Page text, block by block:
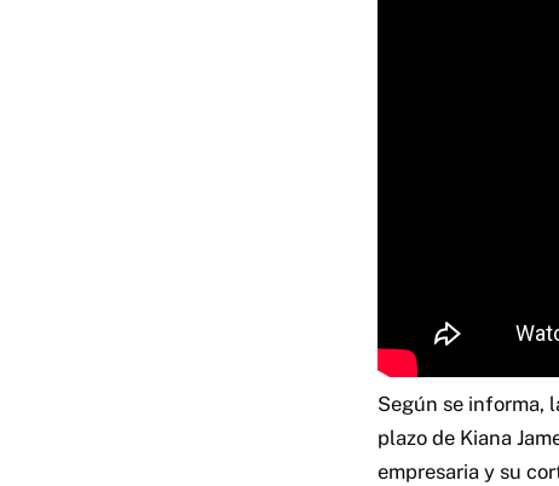
Según se informa,
plazo de Kiana
empresaria y su